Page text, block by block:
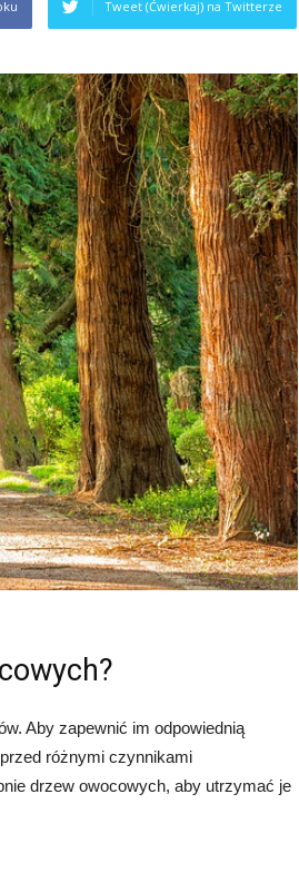
Tweet (Ćwierkaj) na Twitterze
Aby zapewnić im odpowiednią
różnymi czynnikami
drzew owocowych, aby utrzymać je